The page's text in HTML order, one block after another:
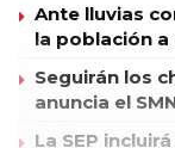
Ante lluvias
la población
Seguirán los
anuncia el
La SEP